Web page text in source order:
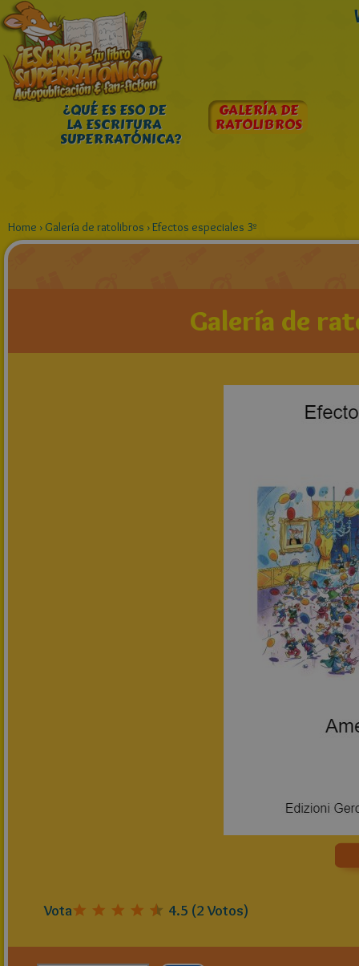
¿QUÉ ES ESO DE
LA ESCRITURA
SUPERRATÓNICA?
GALERÍA DE
RATOLIBROS
Home › Galería de ratolibros ›Efectos especiales 3º
Galería de
Vota 4.5 (2Votos)